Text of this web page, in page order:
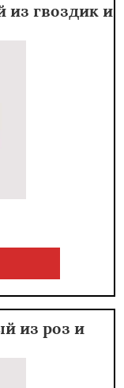
из гвоздик и
из роз и